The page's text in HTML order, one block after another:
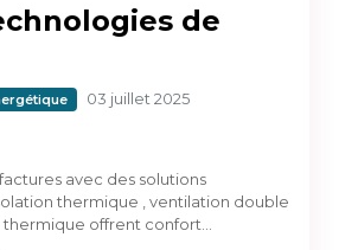
de
03 juillet 2025
avec des solutions
thermique , ventilation double
thermique offrent confort…